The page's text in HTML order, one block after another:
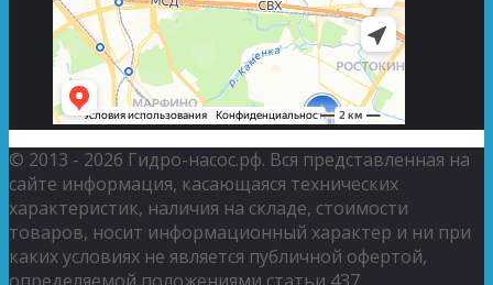
© 2013 - 2026 Гидро-насос.рф. Вся представленная на
сайте информация, касающаяся технических
характеристик, наличия на складе, стоимости
товаров, носит информационный характер и ни при
каких условиях не является публичной офертой,